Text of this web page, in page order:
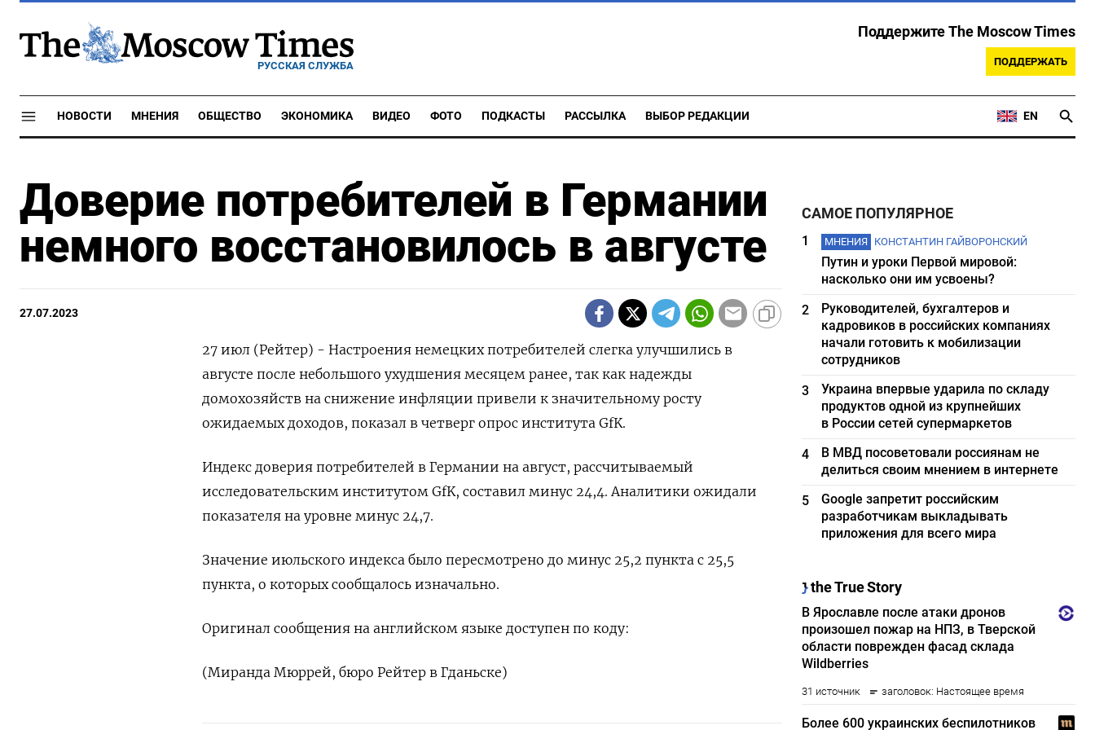
РУССКАЯ СЛУЖБА
Поддержите The Moscow Times
ПОДДЕРЖАТЬ
НОВОСТИ МНЕНИЯ ОБЩЕСТВО ЭКОНОМИКА ВИДЕО ФОТО ПОДКАСТЫ РАССЫЛКА ВЫБОР РЕДАКЦИИ EN
Доверие потребителей в Германии
немного восстановилось в августе
27.07.2023
27 июл (Рейтер) - Настроения немецких потребителей слегка улучшились в
августе после небольшого ухудшения месяцем ранее, так как надежды
домохозяйств на снижение инфляции привели к значительному росту
ожидаемых доходов, показал в четверг опрос института GfK.
Индекс доверия потребителей в Германии на август, рассчитываемый
исследовательским институтом GfK, составил минус 24,4. Аналитики ожидали
показателя на уровне минус 24,7.
Значение июльского индекса было пересмотрено до минус 25,2 пункта с 25,5
пункта, о которых сообщалось изначально.
Оригинал сообщения на английском языке доступен по коду:
(Миранда Мюррей, бюро Рейтер в Гданьске)
САМОЕ ПОПУЛЯРНОЕ
1 МНЕНИЯ КОНСТАНТИН ГАЙВОРОНСКИЙ
Путин и уроки Первой мировой:
насколько они им усвоены?
2
Руководителей, бухгалтеров и
кадровиков в российских компаниях
начали готовить к мобилизации
сотрудников
3
Украина впервые ударила по складу
продуктов одной из крупнейших
в России сетей супермаркетов
4
В МВД посоветовали россиянам не
делиться своим мнением в интернете
5
Google запретит российским
разработчикам выкладывать
приложения для всего мира